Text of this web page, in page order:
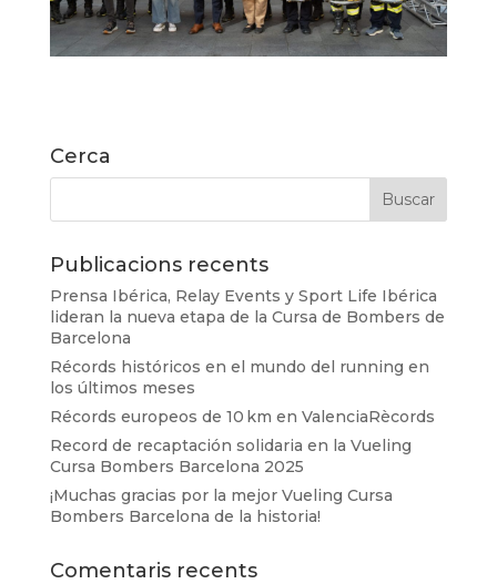
Cerca
Publicacions recents
Prensa Ibérica, Relay Events y Sport Life Ibérica
lideran la nueva etapa de la Cursa de Bombers de
Barcelona
Récords históricos en el mundo del running en
los últimos meses
Récords europeos de 10 km en ValenciaRècords
Record de recaptación solidaria en la Vueling
Cursa Bombers Barcelona 2025
¡Muchas gracias por la mejor Vueling Cursa
Bombers Barcelona de la historia!
Comentaris recents